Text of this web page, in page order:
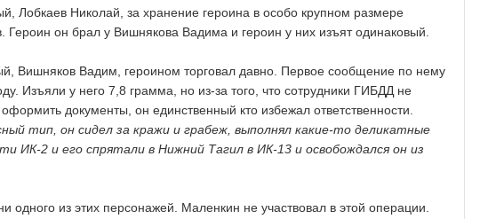
Лобкаев Николай, за хранение героина в особо крупном размере
Героин он брал у Вишнякова Вадима и героин у них изъят одинаковый.
Вишняков Вадим, героином торговал давно. Первое сообщение по нему
Изъяли у него 7,8 грамма, но из-за того, что сотрудники ГИБДД не
документы, он единственный кто избежал ответственности.
тип, он сидел за кражи и грабеж, выполнял какие-то деликатные
ИК-2 и его спрятали в Нижний Тагил в ИК-13 и освобождался он из
одного из этих персонажей. Маленкин не участвовал в этой операции.